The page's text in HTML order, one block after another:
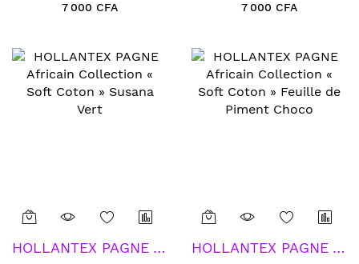
7 000 CFA 7 000 CFA
HOLLANTEX PAGNE Africain Collection « Soft Coton » Susana Vert HOLLANTEX PAGNE Africain Collection « Soft Coton » Feuille de Piment Choco